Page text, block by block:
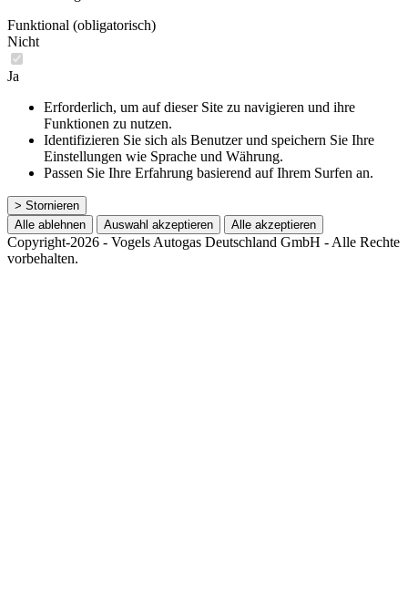
Funktional (obligatorisch)
Nicht
Ja
Erforderlich, um auf dieser Site zu navigieren und ihre
Funktionen zu nutzen.
Identifizieren Sie sich als Benutzer und speichern Sie Ihre
Einstellungen wie Sprache und Währung.
Passen Sie Ihre Erfahrung basierend auf Ihrem Surfen an.
> Stornieren
Alle ablehnen
Auswahl akzeptieren Alle akzeptieren
Copyright-2026 - Vogels Autogas Deutschland GmbH - Alle Rechte
vorbehalten.